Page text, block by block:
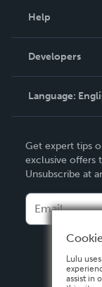
Podcast
Help
Order Lookup
Knowledge
Contact
Developers
Language:
Deutsch
Français
Italiano
Español
Get expert tips
exclusive offers
Unsubscribe at
Lulu
assist in